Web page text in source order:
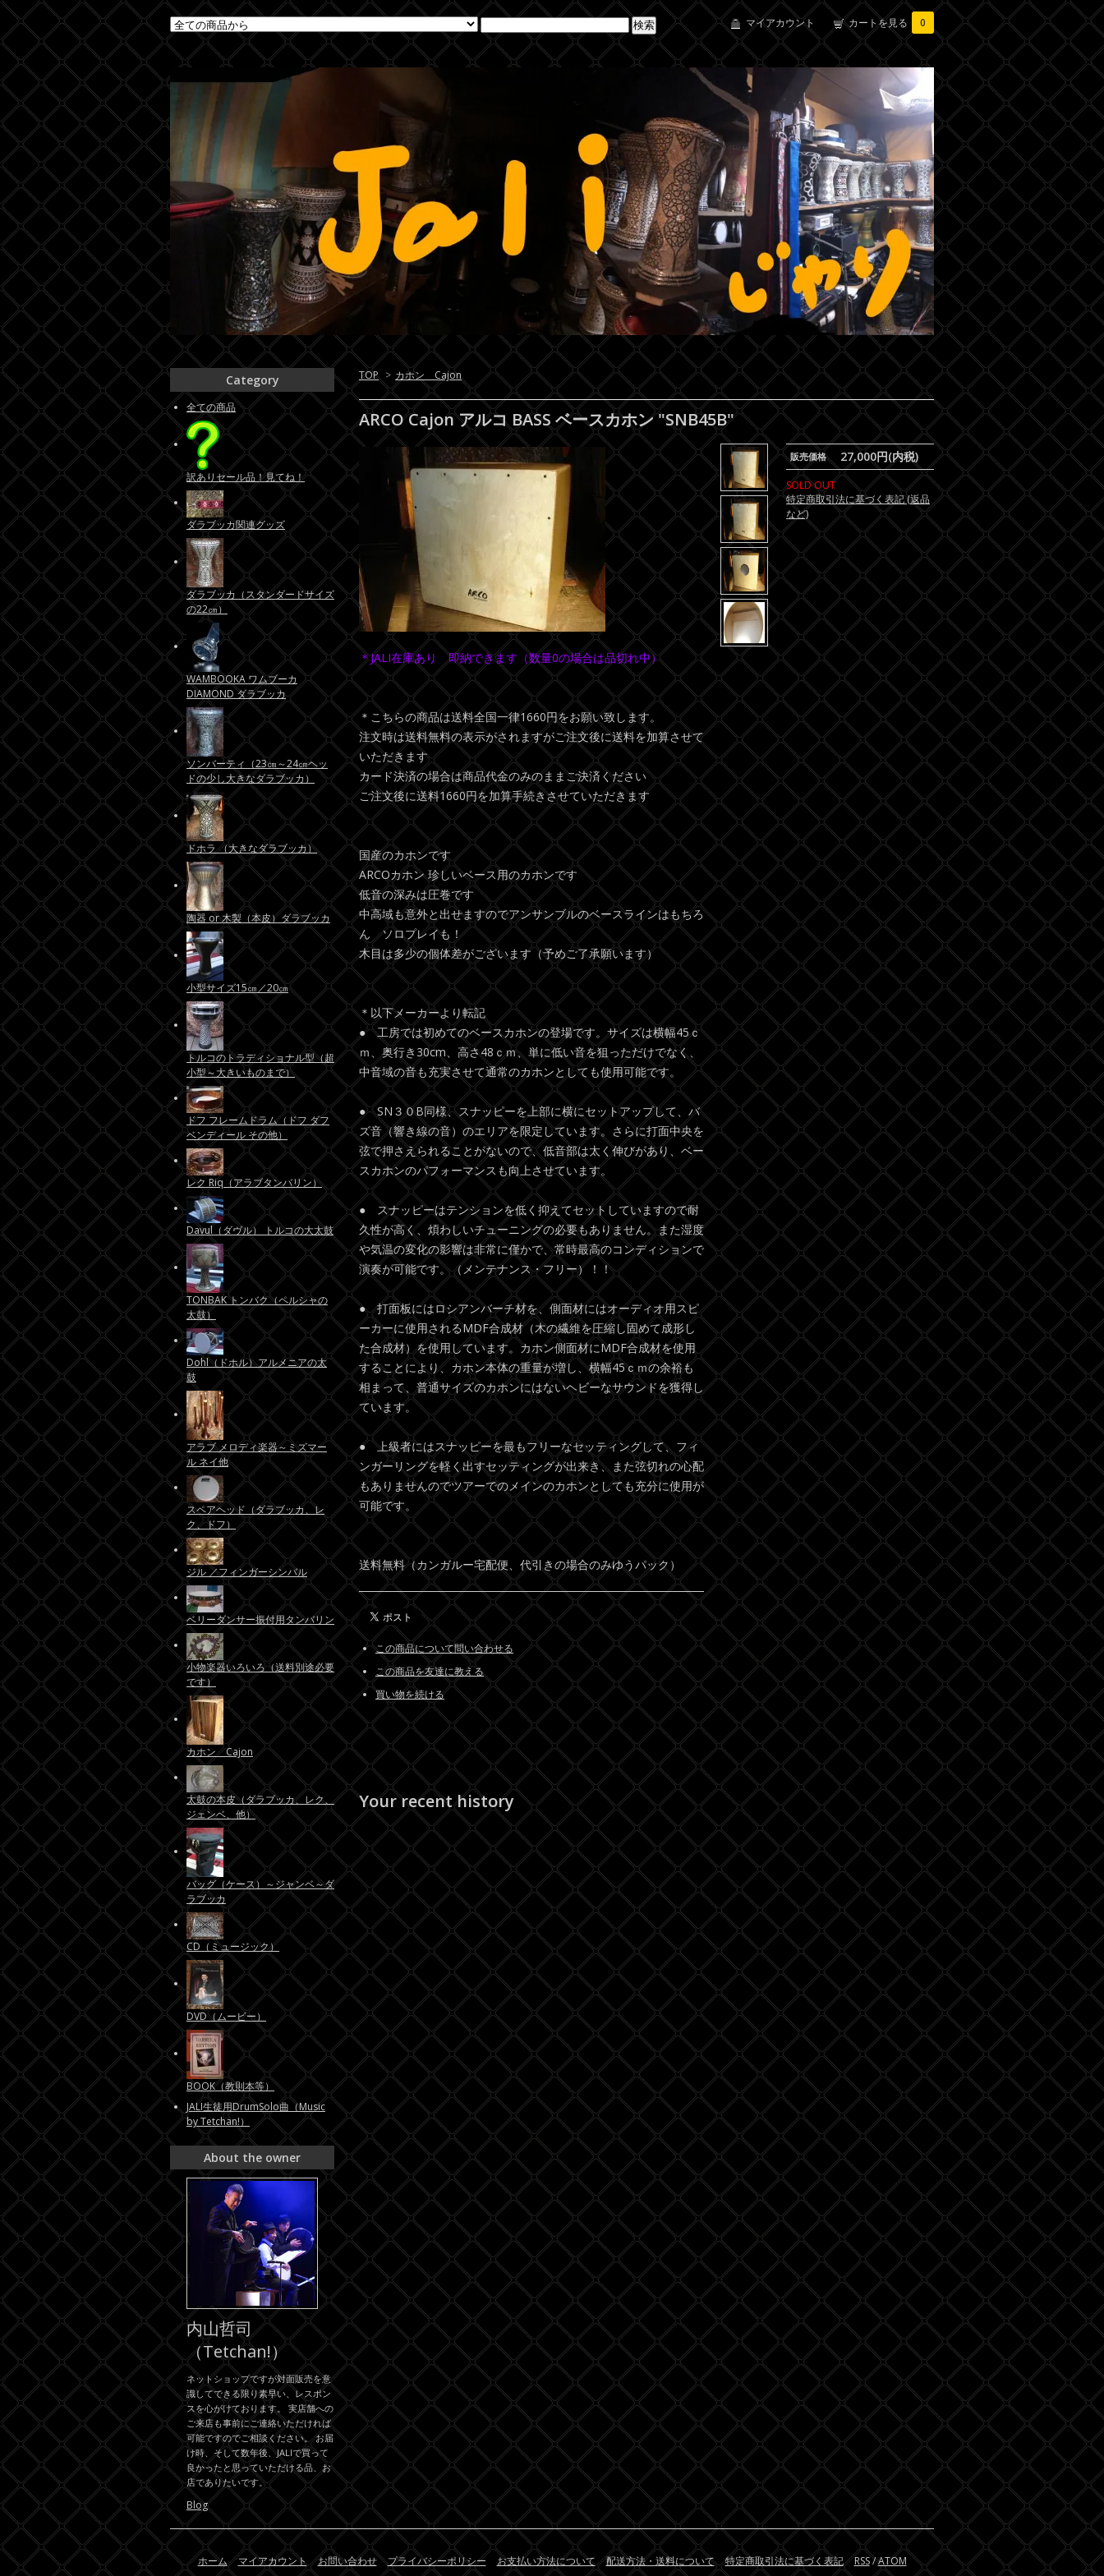
マイアカウント カートを見る 0
TOP > カホン Cajon
ARCO Cajon アルコ BASS ベースカホン "SNB45B"
販売価格 27,000円(内税)
SOLD OUT
特定商取引法に基づく表記 (返品
など)
＊JALI在庫あり 即納できます（数量0の場合は品切れ中）
＊こちらの商品は送料全国一律1660円をお願い致します。
注文時は送料無料の表示がされますがご注文後に送料を加算させて
いただきます
カード決済の場合は商品代金のみのままご決済ください
ご注文後に送料1660円を加算手続きさせていただきます
国産のカホンです
ARCOカホン 珍しいベース用のカホンです
低音の深みは圧巻です
中高域も意外と出せますのでアンサンブルのベースラインはもちろ
ん ソロプレイも！
木目は多少の個体差がございます（予めご了承願います）
＊以下メーカーより転記
● 工房では初めてのベースカホンの登場です。サイズは横幅45ｃ
ｍ、奥行き30cm、高さ48ｃｍ、単に低い音を狙っただけでなく、
中音域の音も充実させて通常のカホンとしても使用可能です。
● SN３０B同様、スナッピーを上部に横にセットアップして、バ
ズ音（響き線の音）のエリアを限定しています。さらに打面中央を
弦で押さえられることがないので、低音部は太く伸びがあり、ベー
スカホンのパフォーマンスも向上させています。
● スナッピーはテンションを低く抑えてセットしていますので耐
久性が高く、煩わしいチューニングの必要もありません。また湿度
や気温の変化の影響は非常に僅かで、常時最高のコンディションで
演奏が可能です。（メンテナンス・フリー）！！
● 打面板にはロシアンバーチ材を、側面材にはオーディオ用スピ
ーカーに使用されるMDF合成材（木の繊維を圧縮し固めて成形し
た合成材）を使用しています。カホン側面材にMDF合成材を使用
することにより、カホン本体の重量が増し、横幅45ｃｍの余裕も
相まって、普通サイズのカホンにはないヘビーなサウンドを獲得し
ています。
● 上級者にはスナッピーを最もフリーなセッティングして、フィ
ンガーリングを軽く出すセッティングが出来き、また弦切れの心配
もありませんのでツアーでのメインのカホンとしても充分に使用が
可能です。
送料無料（カンガルー宅配便、代引きの場合のみゆうパック）
この商品について問い合わせる
この商品を友達に教える
買い物を続ける
Your recent history
Category
全ての商品
訳ありセール品！見てね！
ダラブッカ関連グッズ
ダラブッカ（スタンダードサイズ
の22㎝）
WAMBOOKA ワムブーカ
DIAMOND ダラブッカ
ソンバーティ（23㎝～24㎝ヘッ
ドの少し大きなダラブッカ）
ドホラ （大きなダラブッカ）
陶器 or 木製（本皮）ダラブッカ
小型サイズ15㎝／20㎝
トルコのトラディショナル型（超
小型～大きいものまで）
ドフ フレームドラム（ドフ ダフ
ベンディール その他）
レク Riq（アラブタンバリン）
Davul（ダヴル） トルコの大太鼓
TONBAK トンバク（ペルシャの
太鼓）
Dohl（ドホル）アルメニアの太
鼓
アラブ メロディ楽器～ミズマー
ル ネイ他
スペアヘッド（ダラブッカ、レ
ク、ドフ）
ジル ／フィンガーシンバル
ベリーダンサー振付用タンバリン
小物楽器いろいろ（送料別途必要
です）
カホン Cajon
太鼓の本皮（ダラブッカ、レク、
ジェンベ、他）
バッグ（ケース）～ジャンベ～ダ
ラブッカ
CD（ミュージック）
DVD（ムービー）
BOOK（教則本等）
JALI生徒用DrumSolo曲（Music
by Tetchan!）
About the owner
内山哲司
（Tetchan!）
ネットショップですが対面販売を意
識してできる限り素早い、レスポン
スを心がけております。 実店舗への
ご来店も事前にご連絡いただければ
可能ですのでご相談ください。 お届
け時、そして数年後、JALIで買って
良かったと思っていただける品、お
店でありたいです。
Blog
ホーム マイアカウント お問い合わせ プライバシーポリシー お支払い方法について 配送方法・送料について 特定商取引法に基づく表記 RSS/ATOM